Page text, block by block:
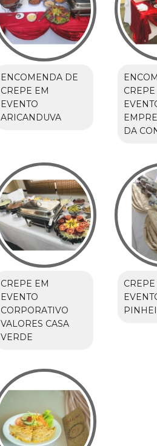
ENCOMENDA DE
CREPE EM
EVENTO
ARICANDUVA
DA
CREPE EM
EVENTO
CORPORATIVO
VALORES CASA
VERDE